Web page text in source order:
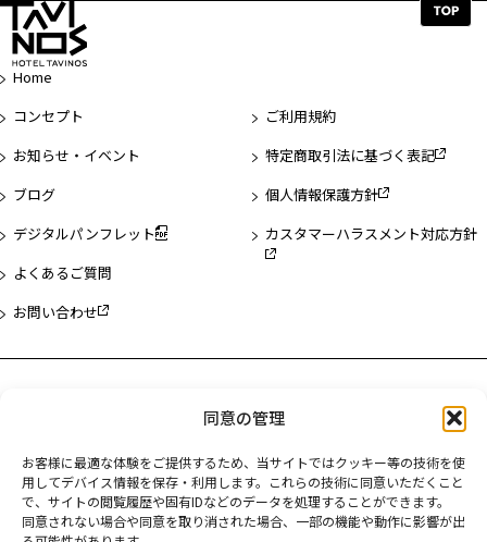
同意の管理
お客様に最適な体験をご提供するため、当サイトではクッキー等の技術を使
用してデバイス情報を保存・利用します。これらの技術に同意いただくこと
で、サイトの閲覧履歴や固有IDなどのデータを処理することができます。
同意されない場合や同意を取り消された場合、一部の機能や動作に影響が出
ペ
Home
コンセプト
お知らせ・イベント
ブログ
デジタルパンフレット
よくあるご質問
お問い合わせ
ご利用規約
特定商取引法に基づく表記
個人情報保護方針
カスタマーハラスメント対応方針
ホテルタビノス浜松町
ホテルタビノス京都